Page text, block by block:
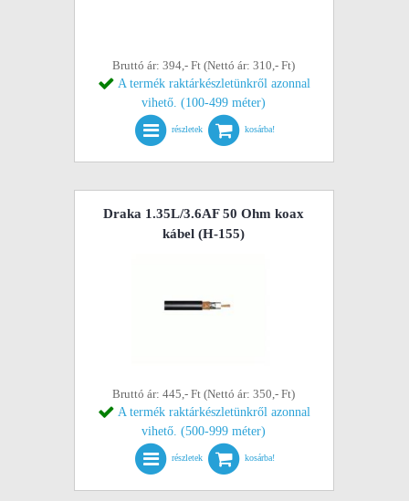
Bruttó ár: 394,- Ft (Nettó ár: 310,- Ft)
A termék raktárkészletünkről azonnal
vihető. (100-499 méter)
részletek kosárba!
Draka 1.35L/3.6AF 50 Ohm koax
kábel (H-155)
Bruttó ár: 445,- Ft (Nettó ár: 350,- Ft)
A termék raktárkészletünkről azonnal
vihető. (500-999 méter)
részletek kosárba!